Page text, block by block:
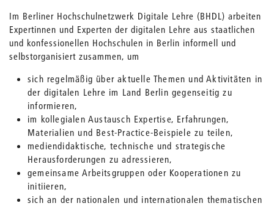
Im Berliner Hochschulnetzwerk Digitale Lehre (BHDL) arbeiten
Expertinnen und Experten der digitalen Lehre aus staatlichen
und konfessionellen Hochschulen in Berlin informell und
selbstorganisiert zusammen, um
sich regelmäßig über aktuelle Themen und Aktivitäten in
der digitalen Lehre im Land Berlin gegenseitig zu
informieren,
im kollegialen Austausch Expertise, Erfahrungen,
Materialien und Best-Practice-Beispiele zu teilen,
mediendidaktische, technische und strategische
Herausforderungen zu adressieren,
gemeinsame Arbeitsgruppen oder Kooperationen zu
initiieren,
sich an der nationalen und internationalen thematischen